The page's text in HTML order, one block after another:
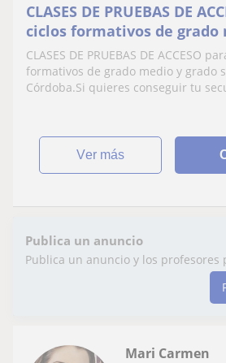
CLASES DE PRUEBAS DE
ciclos formativos de grado
superior en Córdoba
CLASES DE PRUEBAS DE ACCESO
formativos de grado medio y grado
Córdoba.Si quieres conseguir tu
ver más
Publica un anuncio
Publica un anuncio y los profesores
Mari Carmen